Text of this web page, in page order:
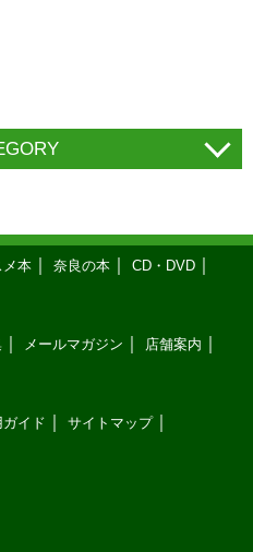
メ本 奈良の本 CD・DVD
メールマガジン 店舗案内
ガイド サイトマップ